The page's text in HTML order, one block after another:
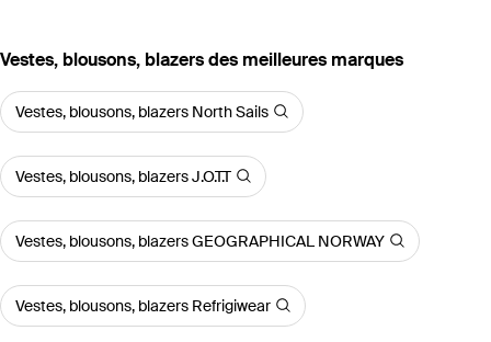
‪Vestes, blousons, blazers‬ des meilleures marques
Vestes, blousons, blazers North Sails
Vestes, blousons, blazers J.O.T.T
Vestes, blousons, blazers GEOGRAPHICAL NORWAY
Vestes, blousons, blazers Refrigiwear